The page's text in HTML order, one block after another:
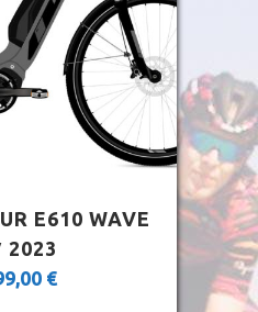
E610 WAVE
2023
€